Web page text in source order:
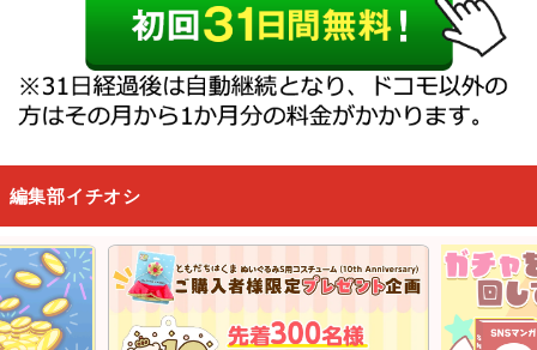
編集部イチオシ